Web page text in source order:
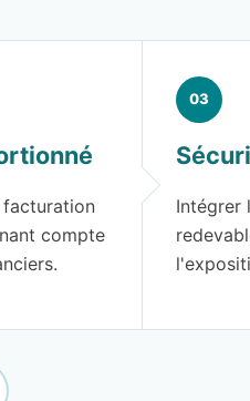
compte
Intégrer